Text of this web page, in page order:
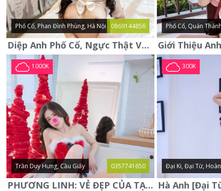
Phố Cổ, Phan Đình Phùng, Hà Nội 0869144856
Diệp Anh Phố Cổ, Ngực Thật Vú To Thơm Tho Quyến Rũ
Phố Cổ, Quán
1000K
Trần Duy Hưng, Cầu Giấy 0357741650
PHƯƠNG LINH: VẺ ĐẸP CỦA TẠO HÓA, XINH ĐẸP, SEXY, QUYỄN RŨ
300K
Đại Ki, Đại Từ,